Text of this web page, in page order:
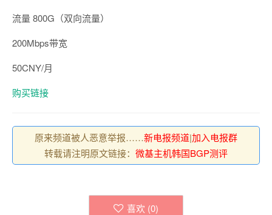
流量 800G（双向流量）
200Mbps带宽
50CNY/月
购买链接
原来频道被人恶意举报……新电报频道|加入电报群
转载请注明原文链接： 微基主机韩国BGP测评
喜欢 (0)